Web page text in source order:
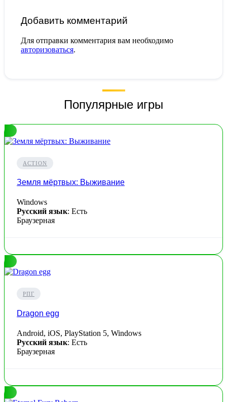
Добавить комментарий
Для отправки комментария вам необходимо
авторизоваться.
Популярные игры
ACTION
Земля мёртвых: Выживание
Windows
Русский язык: Есть
Браузерная
РПГ
Dragon egg
Android, iOS, PlayStation 5, Windows
Русский язык: Есть
Браузерная